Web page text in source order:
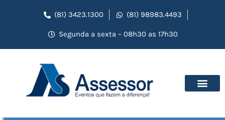
(81) 3423.1300 (81) 98983.4493
Segunda a sexta – 08h30 as 17h30